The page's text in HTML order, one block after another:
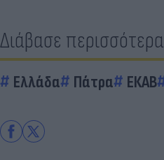
Διάβασε περισσότερα
Ελλάδα Πάτρα ΕΚΑΒ